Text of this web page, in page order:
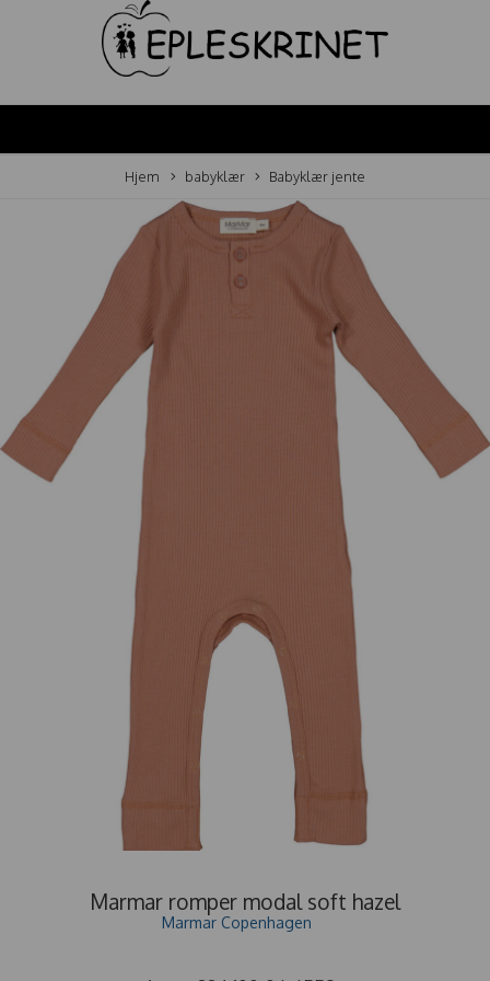
Hjem babyklær Babyklær jente
Marmar romper modal soft hazel
Marmar Copenhagen